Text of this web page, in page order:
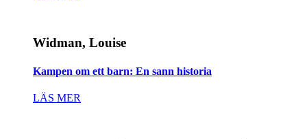
Widman, Louise
Kampen om ett barn: En sann historia
LÄS MER